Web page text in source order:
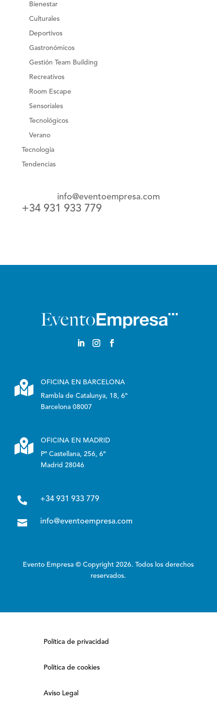
Bienestar
Culturales
Deportivos
Gastronómicos
Gestión Team Building
Recreativos
Room Escape
Sensoriales
Tecnológicos
Verano
Tecnología
Tendencias
info@eventoempresa.com
+34 931 933 779

OFICINA EN BARCELONA
Rambla de Catalunya, 18, 6º
Barcelona 08007

OFICINA EN MADRID
Pº Castellana, 256, 6º
Madrid 28046
 +34 931 933 779
 info@eventoempresa.com
Evento Empresa © Copyright 2026. Todos los derechos
reservados.
Política de privacidad
Política de cookies
Aviso Legal